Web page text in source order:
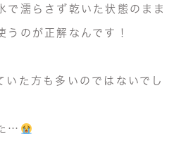
で濡らさず乾いた状態のまま
うのが正解なんです！
いた方も多いのではないでし
…